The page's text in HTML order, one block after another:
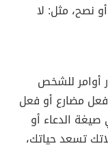
نصح، مثل: لا
أوامر للشخص
مضارع أو فعل
الدعاء أو
تسعد حياتك،